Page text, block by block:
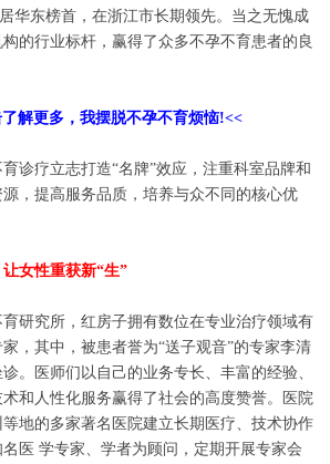
华东榜首，在浙江市长期领先。当之无愧成
的行业标杆，赢得了众多不孕不育患者的良
解更多，我摆脱不孕不育烦恼!<<
疗立志打造“名牌”效应，注重科室品牌和
，提高服务品质，培养与众不同的核心优
女性重获新“生”
究所，红房子拥有数位在专业治疗领域有
，其中，被患者誉为“送子观音”的专家李清
。医师们以自己的业务专长、丰富的经验、
和人性化服务赢得了社会的高度赞誉。医院
地的多家著名医院建立长期医疗、技术协作
医 学专家、学者为顾问，定期开展专家会